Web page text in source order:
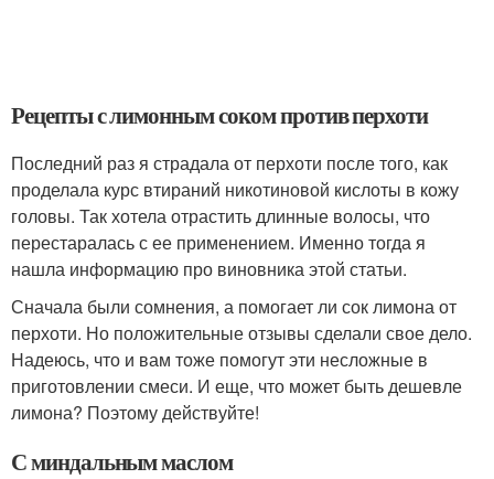
Рецепты с лимонным соком против перхоти
Последний раз я страдала от перхоти после того, как
проделала курс втираний никотиновой кислоты в кожу
головы. Так хотела отрастить длинные волосы, что
перестаралась с ее применением. Именно тогда я
нашла информацию про виновника этой статьи.
Сначала были сомнения, а помогает ли сок лимона от
перхоти. Но положительные отзывы сделали свое дело.
Надеюсь, что и вам тоже помогут эти несложные в
приготовлении смеси. И еще, что может быть дешевле
лимона? Поэтому действуйте!
С миндальным маслом